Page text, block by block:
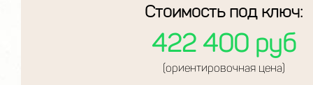
Стоимость под ключ:
422 400 руб
(ориентировочная цена)